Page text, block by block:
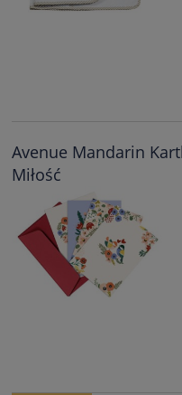
Avenue Mandarin
Miłość